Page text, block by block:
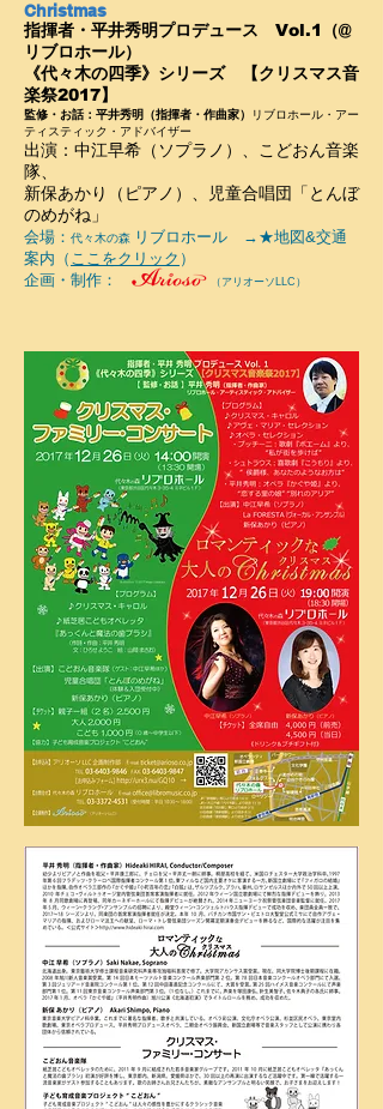
Christmas
指揮者・平井秀明プロデュース Vol.1（@
リブロホール）
《代々木の四季》シリーズ 【クリスマス音
楽祭2017】
監修・お話：平井秀明（指揮者・作曲家）
リブロホール・アー
ティスティック・アドバイザー
出演：中江早希（ソプラノ）、こどおん音楽
隊、
新保あかり（ピアノ）、児童合唱団「とんぼ
のめがね」
会場： 代々木の森 リブロホール →★地図&交通
案内（ ここをクリック ）
​企画・制作：
（アリオーソLLC）